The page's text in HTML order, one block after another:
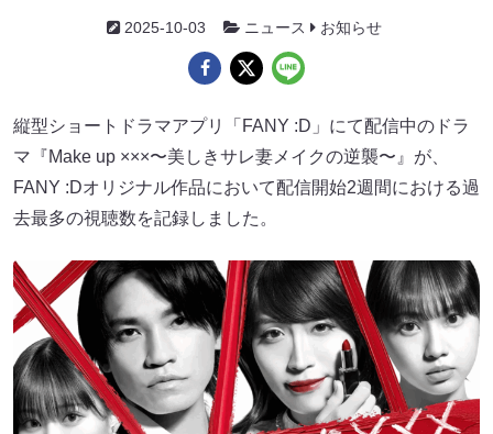
2025-10-03 ニュース お知らせ
縦型ショートドラマアプリ「FANY :D」にて配信中のドラ
マ『Make up ×××〜美しきサレ妻メイクの逆襲〜』が、
FANY :Dオリジナル作品において配信開始2週間における過
去最多の視聴数を記録しました。